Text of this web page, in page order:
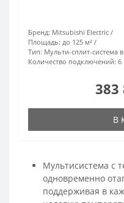
Бренд: Mitsubishi Electric
Площадь: до 125 м²
Тип: Мульти-сплит-система
Количество подключений: 6
383
В
Мультисистема с
одновременно
поддерживая в